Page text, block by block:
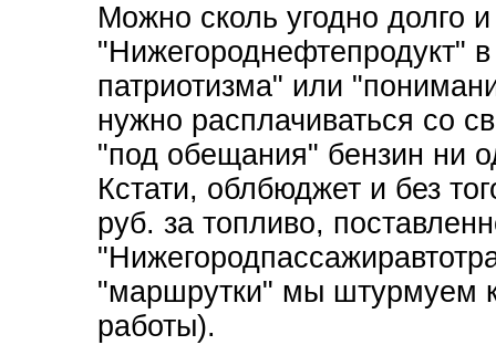
Можно сколь угодно долго
"Нижегороднефтепродукт" в
патриотизма" или
нужно расплачиваться со
"под обещания" бензин ни
Кстати, облбюджет и без
руб. за топливо,
"маршрутки" мы штурмуем
работы).